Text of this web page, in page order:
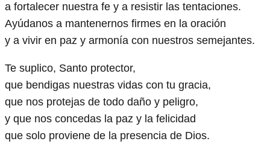
a fortalecer nuestra fe y a resistir las tentaciones.
Ayúdanos a mantenernos firmes en la oración
y a vivir en paz y armonía con nuestros semejantes.
Te suplico, Santo protector,
que bendigas nuestras vidas con tu gracia,
que nos protejas de todo daño y peligro,
y que nos concedas la paz y la felicidad
que solo proviene de la presencia de Dios.